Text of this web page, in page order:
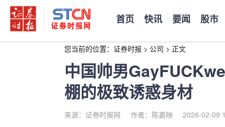
首页 快讯 要闻 股市
您当前的位置： 证券时报 > 公司 > 正文
中国帅男
棚的极致诱惑身材
来源：证券时报网 作者：陈嘉映 2026-02-09